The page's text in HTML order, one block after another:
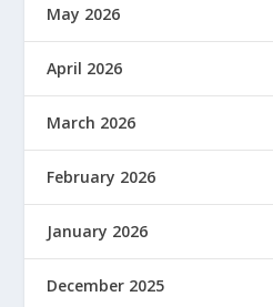
May 2026
April 2026
March 2026
February 2026
January 2026
December 2025